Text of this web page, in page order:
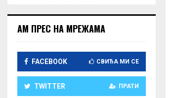
АМ ПРЕС НА МРЕЖАМА
FACEBOOK СВИЂА МИ СЕ
TWITTER ПРАТИ